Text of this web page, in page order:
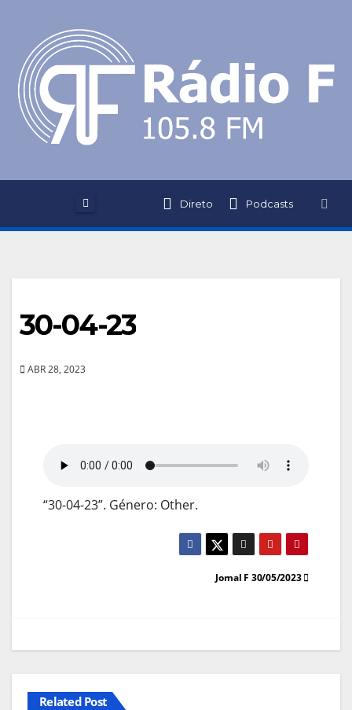
content
Direto Podcasts
30-04-23
ABR 28, 2023
“30-04-23”. Género: Other.
Jornal F 30/05/2023
Related Post